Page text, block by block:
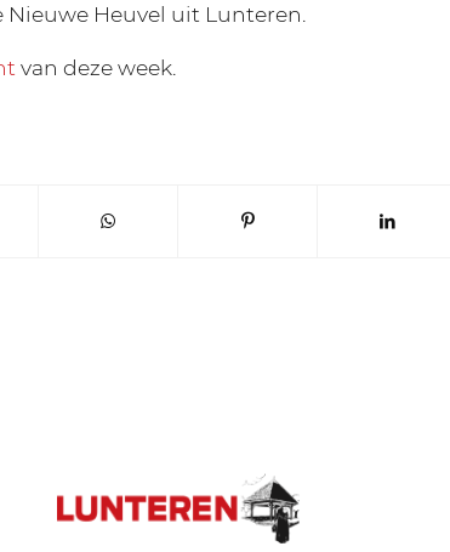
Heuvel uit Lunteren.
van deze week.